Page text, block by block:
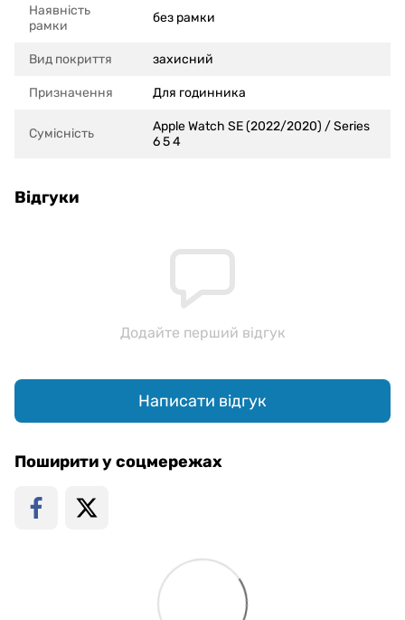
Наявність
рамки
без рамки
Вид покриття захисний
Призначення Для годинника
Сумісність
Apple Watch SE (2022/2020) / Series
6 5 4
Відгуки
Додайте перший відгук
Написати відгук
Поширити у соцмережах